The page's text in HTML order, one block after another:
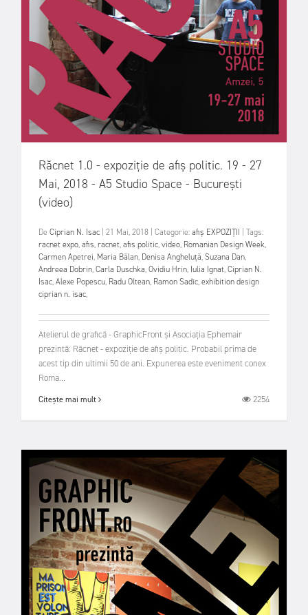
Răcnet 1.0 - expoziție de afiș politic. 19 - 27
Mai, 2018 - A5 Studio Space - București
(video)
De Ciprian N. Isac 21 Mai, 2018 Categorie:afiș EXPOZIȚII
Tags:
racnet expo,afis,racnet,afis politic,video, Romanian Design Week,
Carmen Apetrei, Maria Bălan, Denisa Angheluță,Suzana Dan,
Andreea Dobrin,Carla Duschka,Ovidiu Hrin, Iulia Ignat,Ciprian N.
Isac,Alexe Popescu, Radu Oltean, Ramon Sadîc,exhibition design
ciprian n. isac,
Atelierul de grafică - GraphicFront și Asociația Ephemair
prezintă: Răcnet - expoziție de afiș politic. Probabil prima de
acest tip din ultimii 50 de ani. Expunerea este eveniment conex
Roma...
Citește mai mult 2254